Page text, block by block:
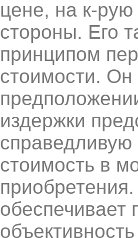
цене, на к-
стороны. Его
принципом
стоимости.
издержки
стоимость в
обеспечивает